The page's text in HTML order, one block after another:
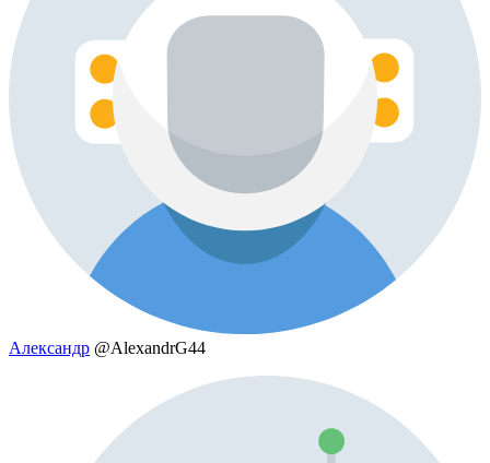
Александр @AlexandrG44